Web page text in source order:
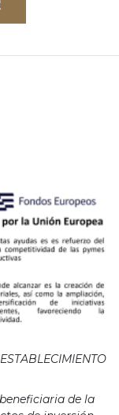
beneficiaria de la